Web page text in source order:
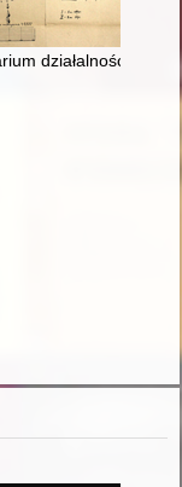
[T.] 31 (2024)
działalności
politycznej